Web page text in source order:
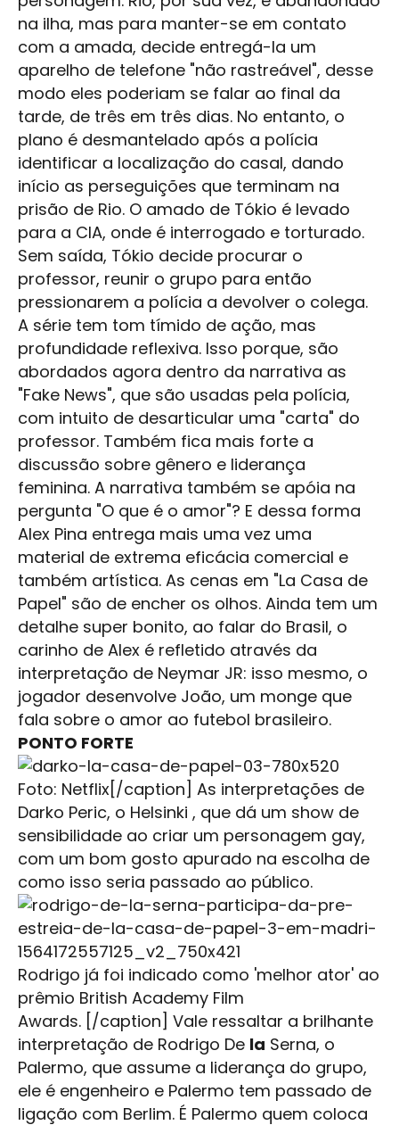
na ilha, mas para manter-se em contato
com a amada, decide entregá-la um
aparelho de telefone "não rastreável", desse
modo eles poderiam se falar ao final da
tarde, de três em três dias. No entanto, o
plano é desmantelado após a polícia
identificar a localização do casal, dando
início as perseguições que terminam na
prisão de Rio. O amado de Tókio é levado
para a CIA, onde é interrogado e torturado.
Sem saída, Tókio decide procurar o
professor, reunir o grupo para então
pressionarem a polícia a devolver o colega.
A série tem tom tímido de ação, mas
profundidade reflexiva. Isso porque, são
abordados agora dentro da narrativa as
"Fake News", que são usadas pela polícia,
com intuito de desarticular uma "carta" do
professor. Também fica mais forte a
discussão sobre gênero e liderança
feminina. A narrativa também se apóia na
pergunta "O que é o amor"? E dessa forma
Alex Pina entrega mais uma vez uma
material de extrema eficácia comercial e
também artística. As cenas em "La Casa de
Papel" são de encher os olhos. Ainda tem um
detalhe super bonito, ao falar do Brasil, o
carinho de Alex é refletido através da
interpretação de Neymar JR: isso mesmo, o
jogador desenvolve João, um monge que
fala sobre o amor ao futebol brasileiro.
PONTO FORTE
Foto: Netflix[/caption] As interpretações de
Darko Peric, o Helsinki , que dá um show de
sensibilidade ao criar um personagem gay,
com um bom gosto apurado na escolha de
como isso seria passado ao público.
Rodrigo já foi indicado como 'melhor ator' ao
prêmio British Academy Film
Awards. [/caption] Vale ressaltar a brilhante
interpretação de Rodrigo De la Serna, o
Palermo, que assume a liderança do grupo,
ele é engenheiro e Palermo tem passado de
ligação com Berlim. É Palermo quem coloca